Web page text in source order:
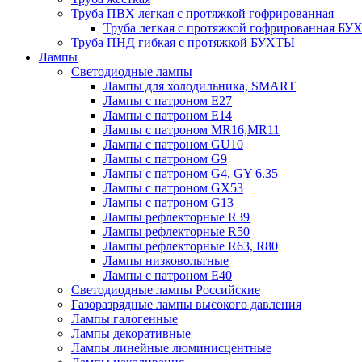
Труба ПВХ легкая с протяжкой гофрированная
Труба легкая с протяжкой гофрированная
Труба ПНД гибкая с протяжкой БУХТЫ
Лампы
Светодиодные лампы
Лампы для холодильника, SMART
Лампы с патроном E27
Лампы с патроном Е14
Лампы с патроном MR16,MR11
Лампы с патроном GU10
Лампы с патроном G9
Лампы с патроном G4, GY 6.35
Лампы с патроном GX53
Лампы с патроном G13
Лампы рефлекторные R39
Лампы рефлекторные R50
Лампы рефлекторные R63, R80
Лампы низковольтные
Лампы с патроном Е40
Светодиодные лампы Российские
Газоразрядные лампы высокого давления
Лампы галогенные
Лампы декоративные
Лампы линейные люминисцентные